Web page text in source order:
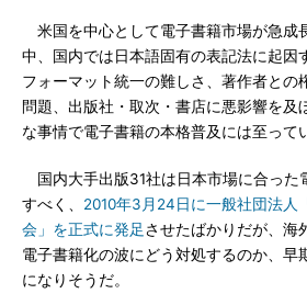
米国を中心として電子書籍市場が急成
中、国内では日本語固有の表記法に起因
フォーマット統一の難しさ、著作者との
問題、出版社・取次・書店に悪影響を及
な事情で電子書籍の本格普及には至って
国内大手出版31社は日本市場に合った
すべく、 2010年3月24日に一般社団法人
会」を正式に発足させたばかりだが、海
電子書籍化の波にどう対処するのか、早
になりそうだ。